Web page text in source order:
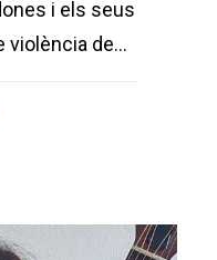
i els seus
violència de…